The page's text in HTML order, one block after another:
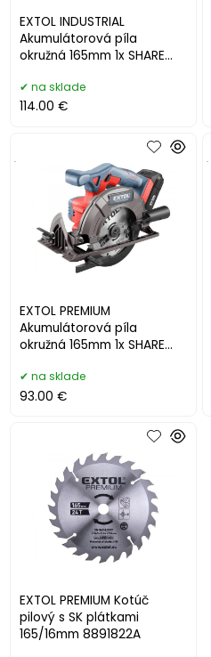
EXTOL INDUSTRIAL
Akumulátorová píla
okružná 165mm 1x SHARE
na sklade
114.00 €
EXTOL PREMIUM
Akumulátorová píla
okružná 165mm 1x SHARE
.
na sklade
93.00 €
.
EXTOL PREMIUM Kotúč
pilový s SK plátkami
165/16mm 8891822A